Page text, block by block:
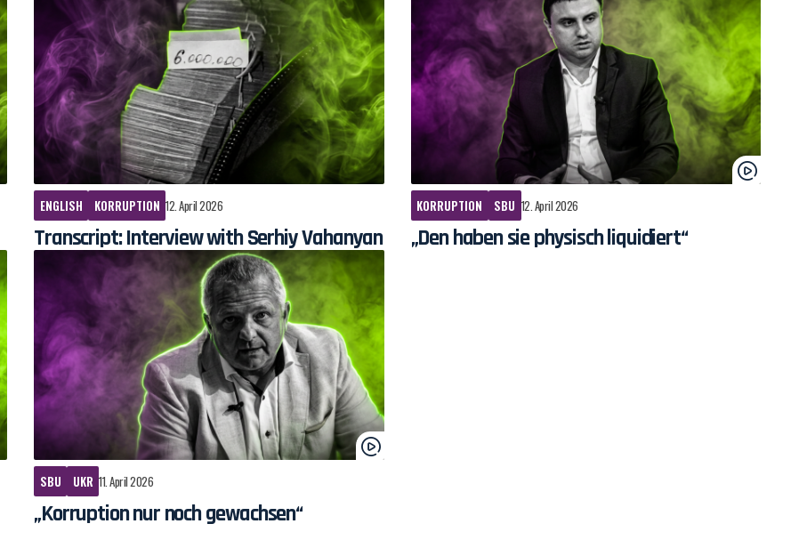
ENGLISH KORRUPTION 12. April 2026
Transcript: Interview with Serhiy Vahanyan
KORRUPTION SBU 12. April 2026
„Den haben sie physisch liquidiert“
SBU UKR 11. April 2026
„Korruption nur noch gewachsen“